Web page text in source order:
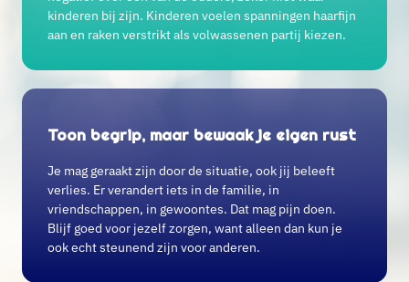
kinderen bij zijn. Kinderen voelen spanningen haarfijn
aan en raken verstrikt als volwassenen partij kiezen.
Toon begrip, maar bewaak je eigen rust
Je mag geraakt zijn door de situatie, ook jij beleeft
verlies. Er verandert iets in de familie, in
vriendschappen, in gewoontes. Dat mag pijn doen.
Blijf goed voor jezelf zorgen, want alleen dan kun je
ook echt steunend zijn voor anderen.